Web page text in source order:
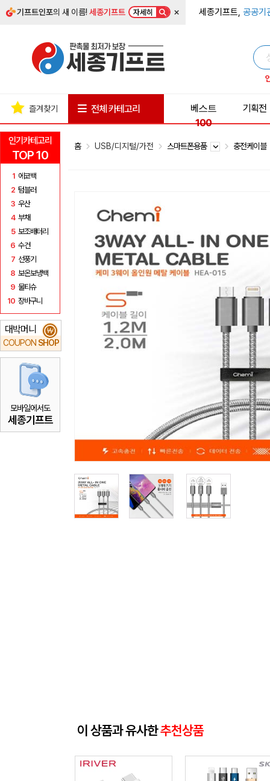
기프트인포의 새 이름!세종기프트 자세히 × 세종기프트, 공공기
인기카테고리
TOP 10
1 에코백
2 텀블러
3 우산
4 부채
5 보조배터리
6 수건
7 선풍기
8 보온보냉백
9 물티슈
10 장바구니
대박머니
COUPON SHOP
₩
모바일에서도
세종기프트
즐겨찾기 전체 카테고리
베스트
100
기획전
홈 USB/디지털/가전 스마트폰용품 충전케이블
이 상품과 유사한추천상품